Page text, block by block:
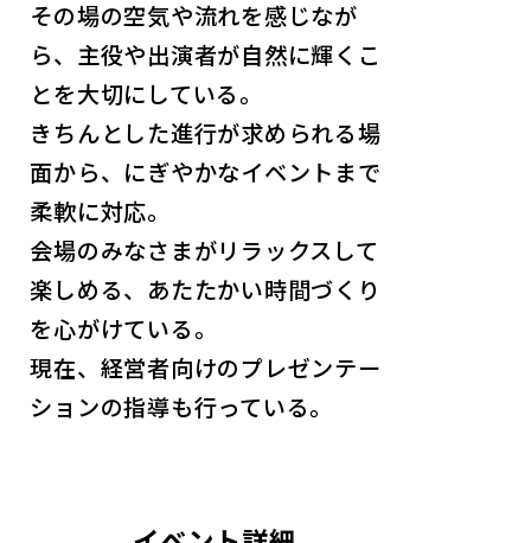
その場の空気や流れを感じなが
ら、主役や出演者が自然に輝くこ
とを大切にしている。
きちんとした進行が求められる場
面から、にぎやかなイベントまで
柔軟に対応。
会場のみなさまがリラックスして
楽しめる、あたたかい時間づくり
を心がけている。
現在、経営者向けのプレゼンテー
ションの指導も行っている。